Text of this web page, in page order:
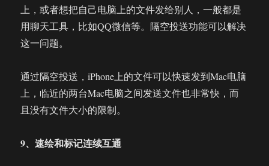
上，或者想把自己电脑上的文件发给别人，一般都是
用聊天工具，比如QQ微信等。隔空投送功能可以解决
这一问题。
通过隔空投送，iPhone上的文件可以快速发到Mac电脑
上，临近的两台Mac电脑之间发送文件也非常快，而
且没有文件大小的限制。
9、速绘和标记连续互通